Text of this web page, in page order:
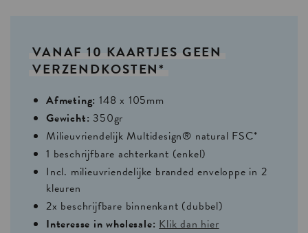
VANAF 10 KAARTJES GEEN
VERZENDKOSTEN*
Afmeting: 148 x 105mm
Gewicht: 350gr
Milieuvriendelijk Multidesign® natural FSC*
1 beschrijfbare achterkant (enkel)
Incl. milieuvriendelijke branded enveloppe in 2
kleuren
2x beschrijfbare binnenkant (dubbel)
Interesse in wholesale: Klik dan hier